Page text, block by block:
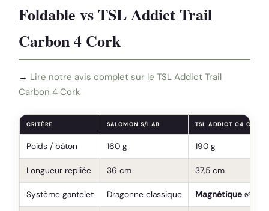
Foldable vs TSL Addict Trail
Carbon 4 Cork
→ Lire notre avis complet sur le TSL Addict Trail
Carbon 4 Cork
CRITÈRE SALOMON S/LAB TSL ADDICT C4 CORK
Poids / bâton 160 g 190 g
Longueur repliée 36 cm 37,5 cm
Système gantelet Dragonne classique Magnétique ✅